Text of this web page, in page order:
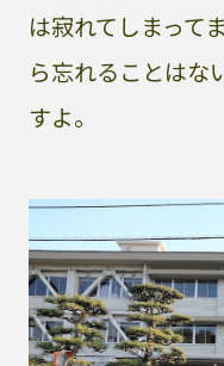
は寂れてしまって
ら忘れることはな
すよ。